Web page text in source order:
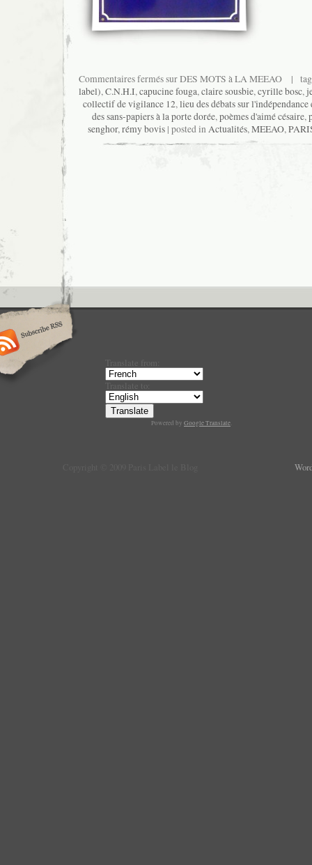
Commentaires ferméssur DES MOTS à LA MEEAO |
label), C.N.H.I, capucine fouga, claire sousbie, cyrille bosc,
collectif de vigilance 12, lieu des débats sur
des sans-papiers à la porte dorée, poèmes d'aimé césaire,
senghor, rémy bovis| posted in Actualités, MEEAO,
Translate from:
Translate to:
Powered by Google Translate.